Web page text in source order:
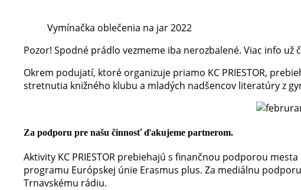
Vymínačka oblečenia na jar 2022
Pozor! Spodné prádlo vezmeme iba nerozbalené. Viac info
Okrem podujatí, ktoré organizuje priamo KC PRIESTOR,
stretnutia knižného klubu a mladých nadšencov literatúry z
Za podporu pre našu činnosť ďakujeme partnerom.
Aktivity KC PRIESTOR prebiehajú s finančnou podporou
programu Európskej únie Erasmus plus. Za mediálnu
Trnavskému rádiu.